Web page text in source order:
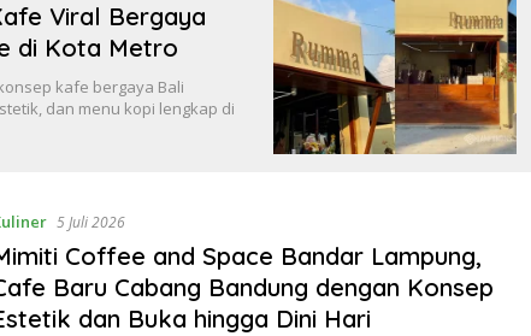
Viral Bergaya
di Kota Metro
kafe bergaya Bali
dan menu kopi lengkap di
5 Juli 2026
Coffee and Space Bandar Lampung,
Baru Cabang Bandung dengan Konsep
dan Buka hingga Dini Hari